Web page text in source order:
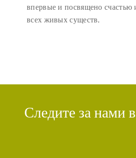
впервые и посвящено счастью
всех живых существ.
Следите за нами